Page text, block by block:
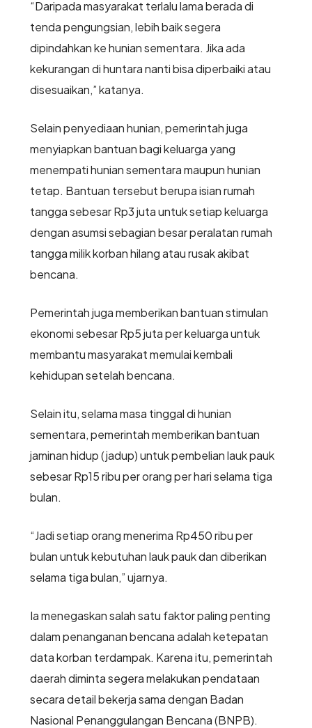
“Daripada masyarakat terlalu lama berada di
tenda pengungsian, lebih baik segera
dipindahkan ke hunian sementara. Jika ada
kekurangan di huntara nanti bisa diperbaiki atau
disesuaikan,” katanya.
Selain penyediaan hunian, pemerintah juga
menyiapkan bantuan bagi keluarga yang
menempati hunian sementara maupun hunian
tetap. Bantuan tersebut berupa isian rumah
tangga sebesar Rp3 juta untuk setiap keluarga
dengan asumsi sebagian besar peralatan rumah
tangga milik korban hilang atau rusak akibat
bencana.
Pemerintah juga memberikan bantuan stimulan
ekonomi sebesar Rp5 juta per keluarga untuk
membantu masyarakat memulai kembali
kehidupan setelah bencana.
Selain itu, selama masa tinggal di hunian
sementara, pemerintah memberikan bantuan
jaminan hidup (jadup) untuk pembelian lauk pauk
sebesar Rp15 ribu per orang per hari selama tiga
bulan.
“Jadi setiap orang menerima Rp450 ribu per
bulan untuk kebutuhan lauk pauk dan diberikan
selama tiga bulan,” ujarnya.
Ia menegaskan salah satu faktor paling penting
dalam penanganan bencana adalah ketepatan
data korban terdampak. Karena itu, pemerintah
daerah diminta segera melakukan pendataan
secara detail bekerja sama dengan Badan
Nasional Penanggulangan Bencana (BNPB).